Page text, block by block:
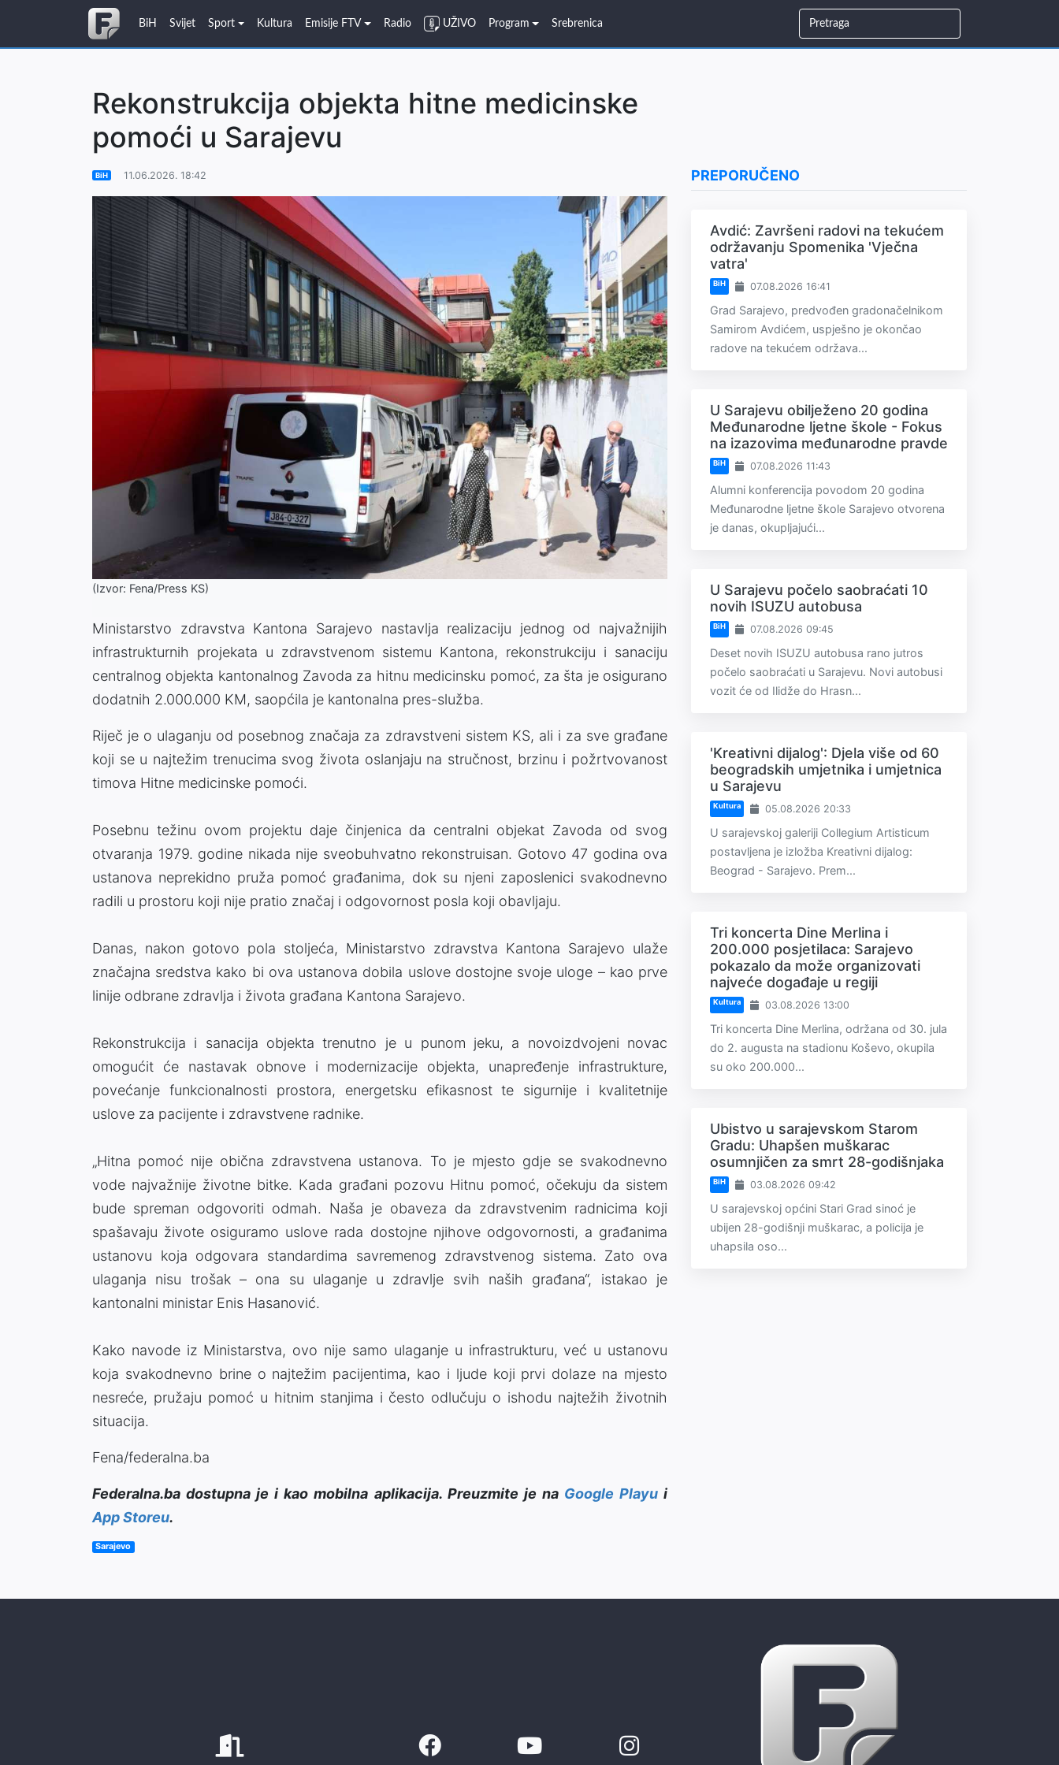
BiH Svijet Sport Kultura Emisije FTV Radio UŽIVO Program Srebrenica
Rekonstrukcija objekta hitne medicinske
pomoći u Sarajevu
BiH 11.06.2026. 18:42
(Izvor: Fena/Press KS)
Ministarstvo zdravstva Kantona Sarajevo nastavlja realizaciju jednog od najvažnijih
infrastrukturnih projekata u zdravstvenom sistemu Kantona, rekonstrukciju i sanaciju
centralnog objekta kantonalnog Zavoda za hitnu medicinsku pomoć, za šta je osigurano
dodatnih 2.000.000 KM, saopćila je kantonalna pres-služba.
Riječ je o ulaganju od posebnog značaja za zdravstveni sistem KS, ali i za sve građane
koji se u najtežim trenucima svog života oslanjaju na stručnost, brzinu i požrtvovanost
timova Hitne medicinske pomoći.
Posebnu težinu ovom projektu daje činjenica da centralni objekat Zavoda od svog
otvaranja 1979. godine nikada nije sveobuhvatno rekonstruisan. Gotovo 47 godina ova
ustanova neprekidno pruža pomoć građanima, dok su njeni zaposlenici svakodnevno
radili u prostoru koji nije pratio značaj i odgovornost posla koji obavljaju.
Danas, nakon gotovo pola stoljeća, Ministarstvo zdravstva Kantona Sarajevo ulaže
značajna sredstva kako bi ova ustanova dobila uslove dostojne svoje uloge – kao prve
linije odbrane zdravlja i života građana Kantona Sarajevo.
Rekonstrukcija i sanacija objekta trenutno je u punom jeku, a novoizdvojeni novac
omogućit će nastavak obnove i modernizacije objekta, unapređenje infrastrukture,
povećanje funkcionalnosti prostora, energetsku efikasnost te sigurnije i kvalitetnije
uslove za pacijente i zdravstvene radnike.
„Hitna pomoć nije obična zdravstvena ustanova. To je mjesto gdje se svakodnevno
vode najvažnije životne bitke. Kada građani pozovu Hitnu pomoć, očekuju da sistem
bude spreman odgovoriti odmah. Naša je obaveza da zdravstvenim radnicima koji
spašavaju živote osiguramo uslove rada dostojne njihove odgovornosti, a građanima
ustanovu koja odgovara standardima savremenog zdravstvenog sistema. Zato ova
ulaganja nisu trošak – ona su ulaganje u zdravlje svih naših građana“, istakao je
kantonalni ministar Enis Hasanović.
Kako navode iz Ministarstva, ovo nije samo ulaganje u infrastrukturu, već u ustanovu
koja svakodnevno brine o najtežim pacijentima, kao i ljude koji prvi dolaze na mjesto
nesreće, pružaju pomoć u hitnim stanjima i često odlučuju o ishodu najtežih životnih
situacija.
Fena/federalna.ba
Federalna.ba dostupna je i kao mobilna aplikacija. Preuzmite je na Google Playui
App Storeu.
Sarajevo
PREPORUČENO
Avdić: Završeni radovi na tekućem
održavanju Spomenika 'Vječna
vatra'
BiH 07.08.2026 16:41
Grad Sarajevo, predvođen gradonačelnikom
Samirom Avdićem, uspješno je okončao
radove na tekućem održava...
U Sarajevu obilježeno 20 godina
Međunarodne ljetne škole - Fokus
na izazovima međunarodne pravde
BiH 07.08.2026 11:43
Alumni konferencija povodom 20 godina
Međunarodne ljetne škole Sarajevo otvorena
je danas, okupljajući...
U Sarajevu počelo saobraćati 10
novih ISUZU autobusa
BiH 07.08.2026 09:45
Deset novih ISUZU autobusa rano jutros
počelo saobraćati u Sarajevu. Novi autobusi
vozit će od Ilidže do Hrasn...
'Kreativni dijalog': Djela više od 60
beogradskih umjetnika i umjetnica
u Sarajevu
Kultura 05.08.2026 20:33
U sarajevskoj galeriji Collegium Artisticum
postavljena je izložba Kreativni dijalog:
Beograd - Sarajevo. Prem...
Tri koncerta Dine Merlina i
200.000 posjetilaca: Sarajevo
pokazalo da može organizovati
najveće događaje u regiji
Kultura 03.08.2026 13:00
Tri koncerta Dine Merlina, održana od 30. jula
do 2. augusta na stadionu Koševo, okupila
su oko 200.000...
Ubistvo u sarajevskom Starom
Gradu: Uhapšen muškarac
osumnjičen za smrt 28-godišnjaka
BiH 03.08.2026 09:42
U sarajevskoj općini Stari Grad sinoć je
ubijen 28-godišnji muškarac, a policija je
uhapsila oso...